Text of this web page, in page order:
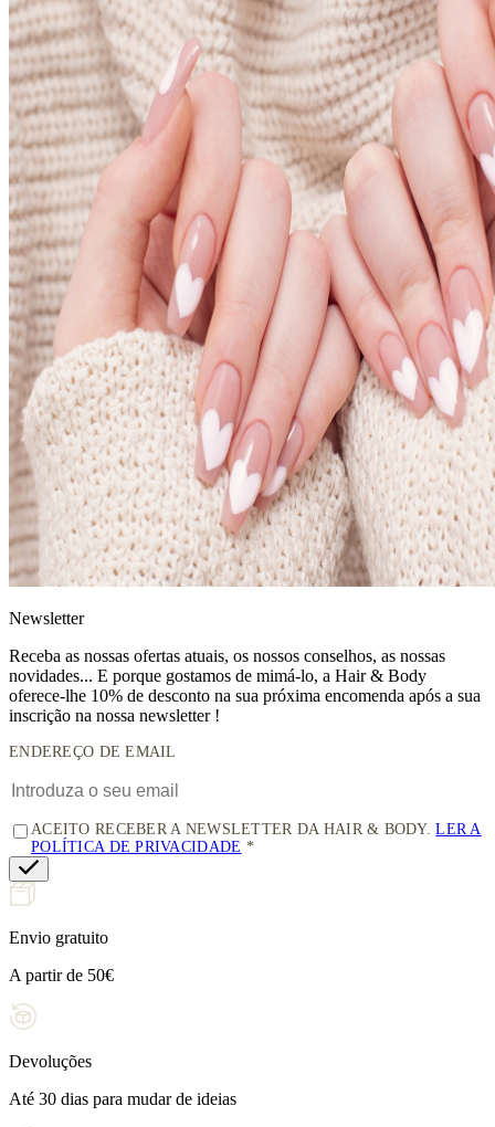
Newsletter
Receba as nossas ofertas atuais, os nossos conselhos, as nossas
novidades... E porque gostamos de mimá-lo, a Hair & Body
oferece-lhe 10% de desconto na sua próxima encomenda após a sua
inscrição na nossa newsletter !
ENDEREÇO DE EMAIL
ACEITO RECEBER A NEWSLETTER DA HAIR & BODY.LER A
POLÍTICA DE PRIVACIDADE
Envio gratuito
A partir de 50€
Devoluções
Até 30 dias para mudar de ideias